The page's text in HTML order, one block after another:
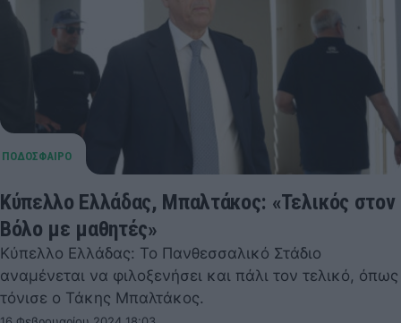
Κύπελλο Ελλάδας, Μπαλτάκος: «Τελικός στον
Βόλο με μαθητές»
Κύπελλο Ελλάδας: Το Πανθεσσαλικό Στάδιο
αναμένεται να φιλοξενήσει και πάλι τον τελικό, όπως
τόνισε ο Τάκης Μπαλτάκος.